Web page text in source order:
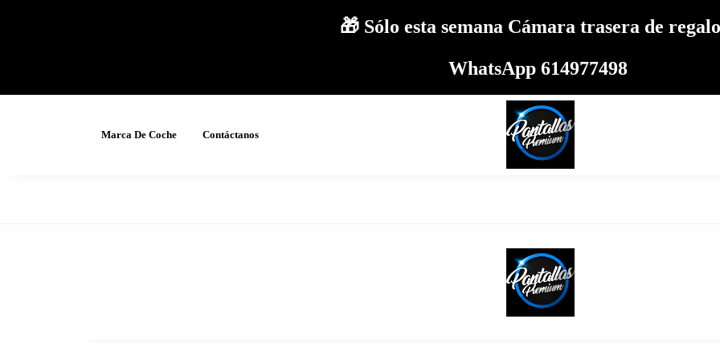
🎁 Sólo esta semana Cámara trasera de
WhatsApp 614977498
Marca De Coche Contáctanos